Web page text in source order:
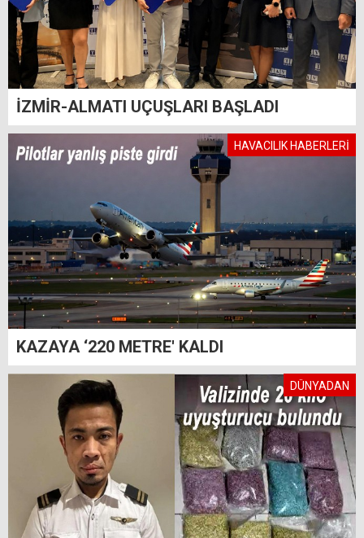
İZMİR-ALMATI UÇUŞLARI BAŞLADI
HAVACILIK HABERLERİ
KAZAYA ‘220 METRE' KALDI
DÜNYADAN